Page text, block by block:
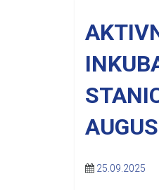
25.09.2025